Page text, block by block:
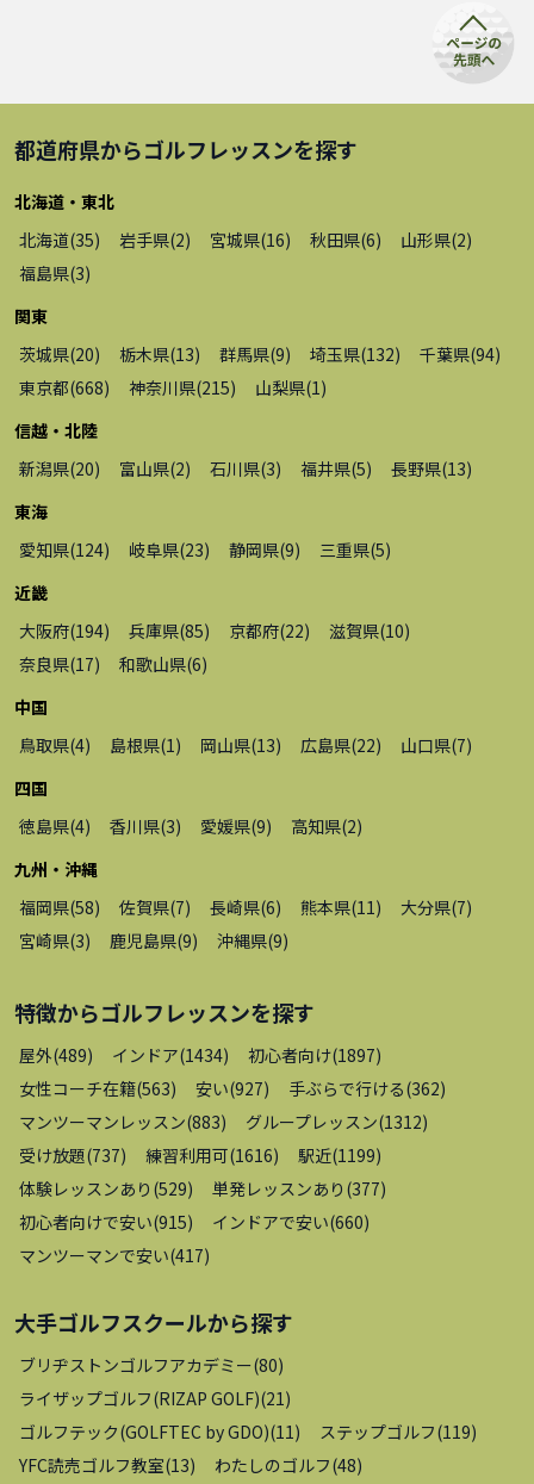
都道府県からゴルフレッスンを探す
北海道・東北
北海道(35) 岩手県(2) 宮城県(16) 秋田県(6) 山形県(2)
福島県(3)
関東
茨城県(20) 栃木県(13) 群馬県(9) 埼玉県(132) 千葉県(94)
東京都(668) 神奈川県(215) 山梨県(1 )
信越・北陸
新潟県(20) 富山県(2) 石川県(3) 福井県(5) 長野県(13)
東海
愛知県(124) 岐阜県(23) 静岡県(9) 三重県(5)
近畿
大阪府(194) 兵庫県(85) 京都府(22) 滋賀県(10)
奈良県(17) 和歌山県(6)
中国
鳥取県(4) 島根県(1 ) 岡山県(13) 広島県(22) 山口県(7)
四国
徳島県(4) 香川県(3) 愛媛県(9) 高知県(2)
九州・沖縄
福岡県(58) 佐賀県(7) 長崎県(6) 熊本県(11 ) 大分県(7)
宮崎県(3) 鹿児島県(9) 沖縄県(9)
特徴からゴルフレッスンを探す
屋外(489) インドア(1434) 初心者向け(1897)
女性コーチ在籍(563) 安い(927) 手ぶらで行ける(362)
マンツーマンレッスン(883) グループレッスン(1312)
受け放題(737) 練習利用可(1616) 駅近(1199)
体験レッスンあり (529) 単発レッスンあり (377)
初心者向けで安い(915) インドアで安い(660)
マンツーマンで安い(417)
大手ゴルフスクールから探す
ブリヂストンゴルフアカデミー(80)
ライザップゴルフ(RIZAP GOLF)(21 )
ゴルフテック(GOLFTEC by GDO)(11 ) ステップゴルフ(119)
YFC読売ゴルフ教室(13) わたしのゴルフ(48)